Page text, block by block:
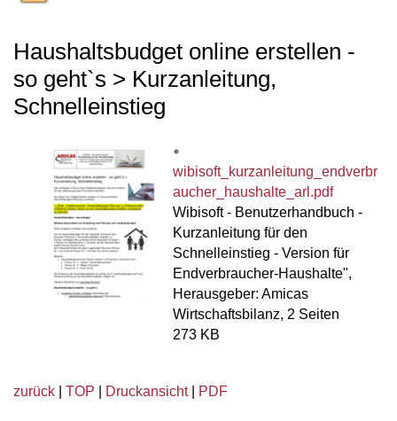
Haushaltsbudget online erstellen -
so geht`s > Kurzanleitung,
Schnelleinstieg
wibisoft_kurzanleitung_endverbr
aucher_haushalte_arl.pdf
Wibisoft - Benutzerhandbuch -
Kurzanleitung für den
Schnelleinstieg - Version für
Endverbraucher-Haushalte",
Herausgeber: Amicas
Wirtschaftsbilanz, 2 Seiten
273 KB
zurück TOP Druckansicht| PDF